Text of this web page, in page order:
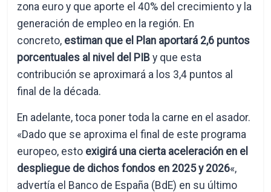
zona euro y que aporte el 40% del crecimiento y la
generación de empleo en la región. En
concreto, estiman que el Plan aportará 2,6 puntos
porcentuales al nivel del PIB y que esta
contribución se aproximará a los 3,4 puntos al
final de la década.
En adelante, toca poner toda la carne en el asador.
«Dado que se aproxima el final de este programa
europeo, esto exigirá una cierta aceleración en el
despliegue de dichos fondos en 2025 y 2026«,
advertía el Banco de España (BdE) en su último